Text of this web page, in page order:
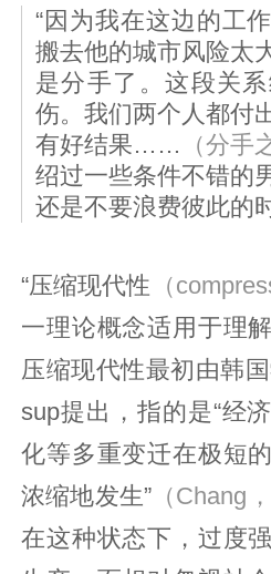
“因为我在这边的工
搬去他的城市风险太
是分手了。这段关
伤。我们两个人都付
有好结果……
（分手
绍过一些条件不错的
还是不要浪费彼此的
“压缩现代性 （
一理论概念适用于理
压缩现代性最初由韩
sup提出，指的是“经
化等多重变迁在极短
浓缩地发生” （Chang
在这种状态下，过度